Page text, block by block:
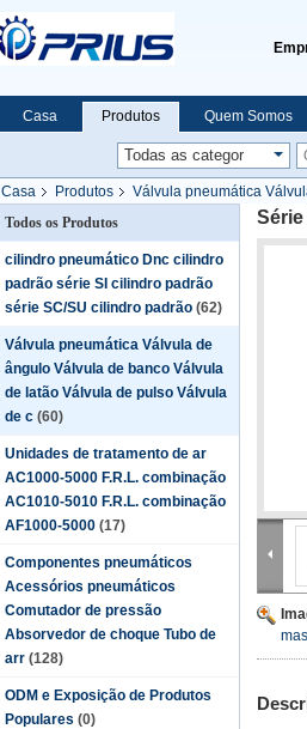
Casa Produtos Quem Somos
Casa Produtos Válvula pneumática
Todos os Produtos
cilindro pneumático Dnc cilindro
padrão série SI cilindro padrão
série SC/SU cilindro padrão (62)
Válvula pneumática Válvula de
ângulo Válvula de banco Válvula
de latão Válvula de pulso Válvula
de c (60)
Unidades de tratamento de ar
AC1000-5000 F.R.L. combinação
AC1010-5010 F.R.L. combinação
AF1000-5000 (17)
Componentes pneumáticos
Acessórios pneumáticos
Comutador de pressão
Absorvedor de choque Tubo de
arr (128)
ODM e Exposição de Produtos
Populares (0)